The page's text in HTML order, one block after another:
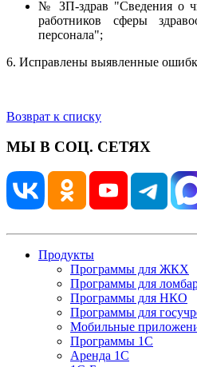
№ ЗП-здрав "Сведения о
работников сферы
персонала";
6. Исправлены выявленные
Возврат к списку
МЫ В СОЦ. СЕТЯХ
Продукты
Программы для ЖКХ
Программы для
Программы для НКО
Программы для
Мобильные
Программы 1С
Аренда 1С